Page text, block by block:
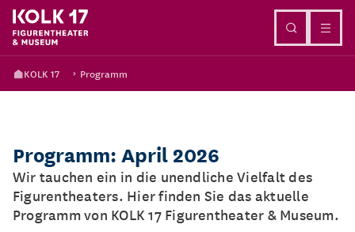
KOLK 17 Programm
Programm: April 2026
Wir tauchen ein in die unendliche Vielfalt des
Figurentheaters. Hier finden Sie das aktuelle
Programm von KOLK 17 Figurentheater & Museum.